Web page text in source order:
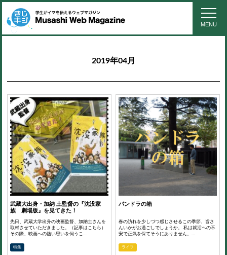
MENU
2019年04月
武蔵大出身・加納 土監督の『沈没家
族 劇場版』を見てきた！
先日、武蔵大学出身の映画監督、加納土さんを
取材させていただきました。（記事はこちら）
その際、映画への熱い思いを伺うこ…
特集
パンドラの箱
春の訪れを少しづつ感じさせるこの季節、皆さ
んいかがお過ごしでしょうか。 私は就活への不
安で正気を保てそうにありません。…
ライフ